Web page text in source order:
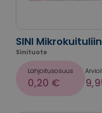
SINI
Sinituote
Lahjoitusosuus
0,20 €